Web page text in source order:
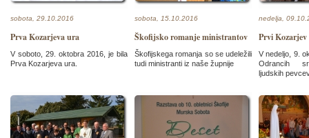
sobota, 29.10.2016
Prva Kozarjeva ura
V soboto, 29. oktobra 2016, je bila
Prva Kozarjeva ura.
sobota, 15.10.2016
Škofijsko romanje ministrantov
Škofijskega romanja so se udeležili
tudi ministranti iz naše župnije
nedelja,
Prvi Kozarjev
V nedeljo, 9.
Odrancih
ljudskih